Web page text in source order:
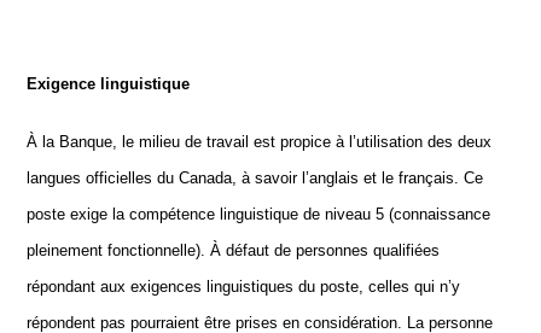
Exigence linguistique
À la Banque, le milieu de travail est propice à l’utilisation des deux
langues officielles du Canada, à savoir l’anglais et le français. Ce
poste exige la compétence linguistique de niveau 5 (connaissance
pleinement fonctionnelle). À défaut de personnes qualifiées
répondant aux exigences linguistiques du poste, celles qui n’y
répondent pas pourraient être prises en considération. La personne